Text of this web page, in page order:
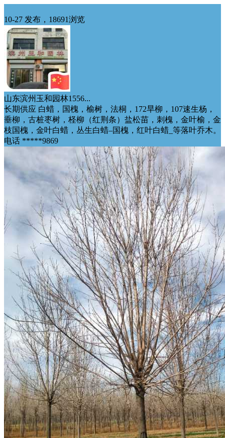
10-27 发布，18691浏览
山东滨州玉和园林1556...
长期供应 白蜡，国槐，榆树，法桐，172旱柳，107速生杨，
垂柳，古桩枣树，柽柳（红荆条）盐松苗，刺槐，金叶榆，金
枝国槐，金叶白蜡，丛生白蜡–国槐，红叶白蜡_等落叶乔木。
电话 *****9869